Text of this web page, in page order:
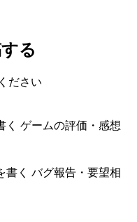
る
ださい
く ゲームの評価・感想
書く バグ報告・要望相